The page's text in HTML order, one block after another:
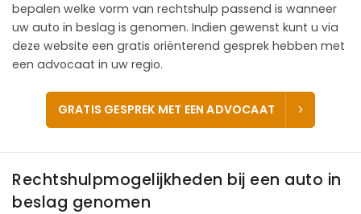
CONTACT
bepalen welke vorm van rechtshulp passend is wanneer
uw auto in beslag is genomen. Indien gewenst kunt u via
deze website een gratis oriënterend gesprek hebben met
een advocaat in uw regio.
GRATIS GESPREK MET EEN ADVOCAAT
Rechtshulpmogelijkheden bij een auto in
beslag genomen